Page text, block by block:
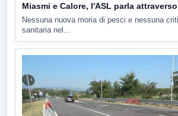
Miasmi e Calore, l'ASL parla
Nessuna nuova moria di pesci e nessuna
sanitaria nel...